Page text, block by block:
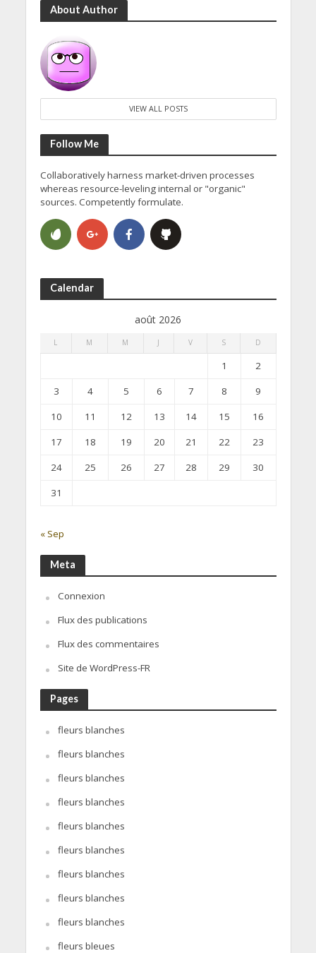
About Author
VIEW ALL POSTS
Follow Me
Collaboratively harness market-driven processes
whereas resource-leveling internal or "organic"
sources. Competently formulate.
Calendar
août 2026
L M M J V S D
1
2
3
4 5 6 7 8
9
10
11 12 13 14 15
16
17
18 19 20 21 22
23
24
25 26 27 28 29
30
31
« Sep
Meta
Connexion
Flux des publications
Flux des commentaires
Site de WordPress-FR
Pages
fleurs blanches
fleurs blanches
fleurs blanches
fleurs blanches
fleurs blanches
fleurs blanches
fleurs blanches
fleurs blanches
fleurs blanches
fleurs bleues